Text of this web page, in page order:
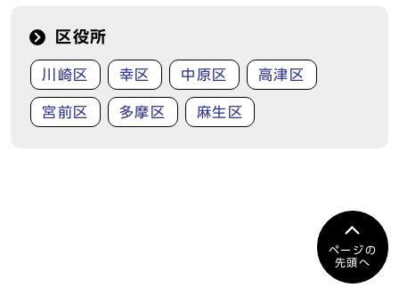
区役所
川崎区 幸区 中原区 高津区
宮前区 多摩区 麻生区
ページの
先頭へ